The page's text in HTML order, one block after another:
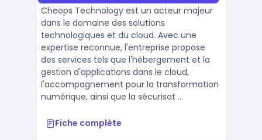
Cheops Technology est un acteur majeur
dans le domaine des solutions
technologiques et du cloud. Avec une
expertise reconnue, l'entreprise propose
des services tels que l'hébergement et la
gestion d'applications dans le cloud,
l'accompagnement pour la transformation
numérique, ainsi que la sécurisat ...
Fiche complète